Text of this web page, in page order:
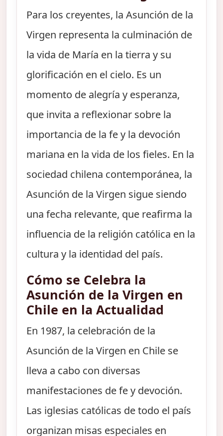
Para los creyentes, la Asunción de la
Virgen representa la culminación de
la vida de María en la tierra y su
glorificación en el cielo. Es un
momento de alegría y esperanza,
que invita a reflexionar sobre la
importancia de la fe y la devoción
mariana en la vida de los fieles. En la
sociedad chilena contemporánea, la
Asunción de la Virgen sigue siendo
una fecha relevante, que reafirma la
influencia de la religión católica en la
cultura y la identidad del país.
Cómo se Celebra la
Asunción de la Virgen en
Chile en la Actualidad
En 1987, la celebración de la
Asunción de la Virgen en Chile se
lleva a cabo con diversas
manifestaciones de fe y devoción.
Las iglesias católicas de todo el país
organizan misas especiales en